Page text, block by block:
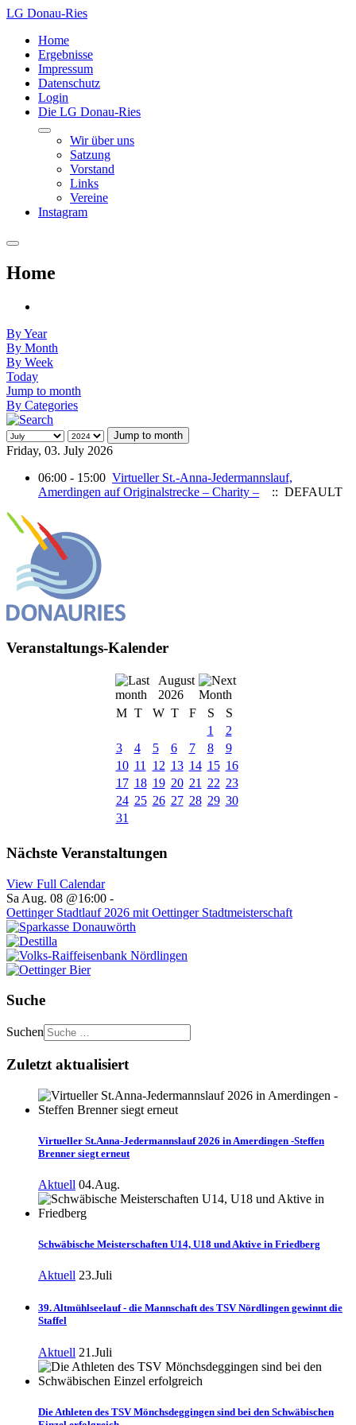
LG Donau-Ries
Home
Ergebnisse
Impressum
Datenschutz
Login
Die LG Donau-Ries
Wir über uns
Satzung
Vorstand
Links
Vereine
Instagram
Home
By Year
By Month
By Week
Today
Jump to month
By Categories
Jump to month
Friday, 03. July 2026
06:00 - 15:00 Virtueller St.-Anna-Jedermannslauf,
Amerdingen auf Originalstrecke – Charity –
:: DEFAULT
Veranstaltungs-Kalender
August
2026
M T W T F S
S
1
2
3
4 5 6 7 8
9
10 11 12 13 14 15 16
17 18 19 20 21 22 23
24 25 26 27 28 29 30
31
Nächste Veranstaltungen
View Full Calendar
Sa Aug. 08 @16:00 -
Oettinger Stadtlauf 2026 mit Oettinger Stadtmeisterschaft
Suche
Suchen
Zuletzt aktualisiert
Virtueller St.Anna-Jedermannslauf 2026 in Amerdingen -Steffen
Brenner siegt erneut
Aktuell 04.Aug.
Schwäbische Meisterschaften U14, U18 und Aktive in Friedberg
Aktuell 23.Juli
39. Altmühlseelauf - die Mannschaft des TSV Nördlingen gewinnt die
Staffel
Aktuell 21.Juli
Die Athleten des TSV Mönchsdeggingen sind bei den Schwäbischen